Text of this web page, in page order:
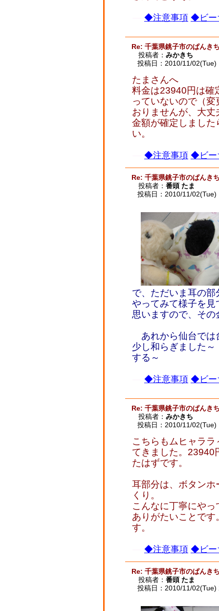
◆注意事項 ◆ビー
Re: 千葉県銚子市のぱんき
投稿者： みかきち
投稿日：2010/11/
たまさんへ
料金は23940円は確
っていないので（
おりませんが、大
金額が確定しまし
い。
◆注意事項 ◆ビー
Re: 千葉県銚子市のぱんき
投稿者： 番頭 たま
投稿日：2010/11/
で、ただいま耳の
やってみて様子を
思いますので、そ
あれから仙台では
少し和らぎました
する～
◆注意事項 ◆ビー
Re: 千葉県銚子市のぱんき
投稿者： みかきち
投稿日：2010/11/
こちらもムヒャラ
てきました。23940
たはずです。
耳部分は、ボタン
くり。
こんなに丁寧にや
ありがたいことで
す。
◆注意事項 ◆ビー
Re: 千葉県銚子市のぱんき
投稿者： 番頭 たま
投稿日：2010/11/